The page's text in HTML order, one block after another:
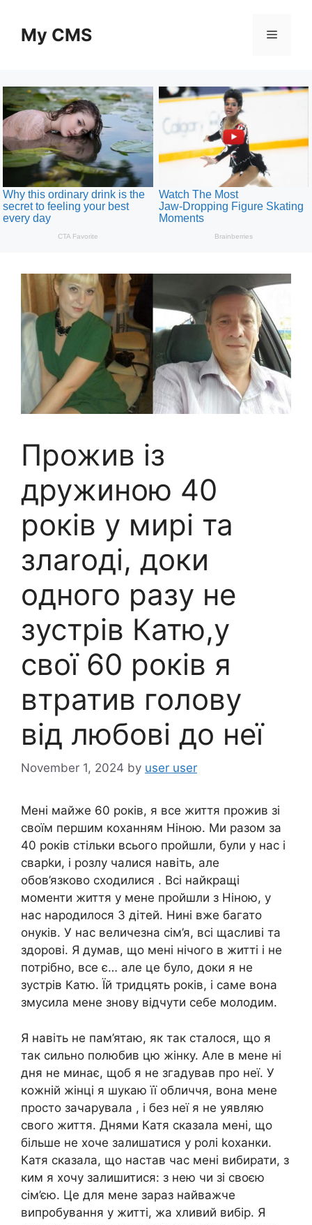
contentMy CMS Menu
Прожив із
дружиною 40
років у мирі та
злаrоді, доки
одного разу не
зустрів Катю,у
свої 60 років я
втратив голову
від любові до неї
November 1, 2024 by user user
Мені майже 60 років, я все життя прожив зі
своїм першим коханням Ніною. Ми разом за
40 років стільки всього пройшли, були у нас і
сварkи, і розлу чалися навіть, але
обов’язково сходилися . Всі найкращі
моменти життя у мене пройшли з Ніною, у
нас народилося 3 дітей. Нині вже багато
онуків. У нас величезна сім’я, всі щасливі та
здорові. Я думав, що мені нічого в житті і не
потрібно, все є… але це було, доки я не
зустрів Катю. Їй тридцять років, і саме вона
змусила мене знову відчути себе молодим.
Я навіть не пам’ятаю, як так сталося, що я
так сильно полюбив цю жінку. Але в мене ні
дня не минає, щоб я не згадував про неї. У
кожній жінці я шукаю її обличчя, вона мене
просто зачарувала , і без неї я не уявляю
свого життя. Днями Катя сказала мені, що
більше не хоче залишатися у ролі kоханки.
Катя сказала, що настав час мені вибирати, з
ким я хочу залишитися: з нею чи зі своєю
сім’єю. Це для мене зараз найважче
випробування у житті, жа хливий вибір. Я